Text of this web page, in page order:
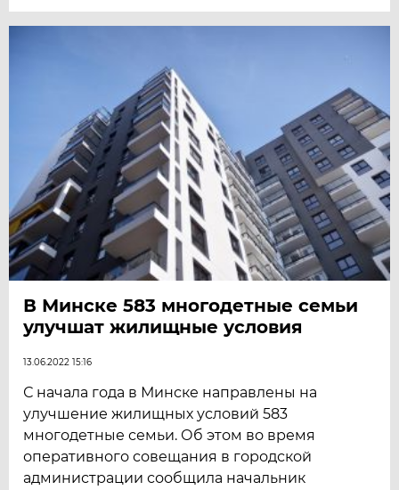
В Минске 583 многодетные семьи
улучшат жилищные условия
13.06.2022 15:16
С начала года в Минске направлены на
улучшение жилищных условий 583
многодетные семьи. Об этом во время
оперативного совещания в городской
администрации сообщила начальник